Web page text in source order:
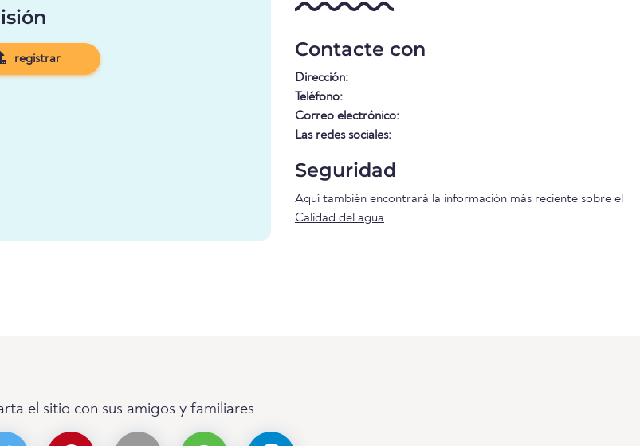
registrar Contacte con
Dirección:
Teléfono:
Correo electrónico:
Las redes sociales:
Seguridad
Aquí también encontrará la información más reciente sobre el
Calidad del agua.
el sitio con sus amigos y familiares